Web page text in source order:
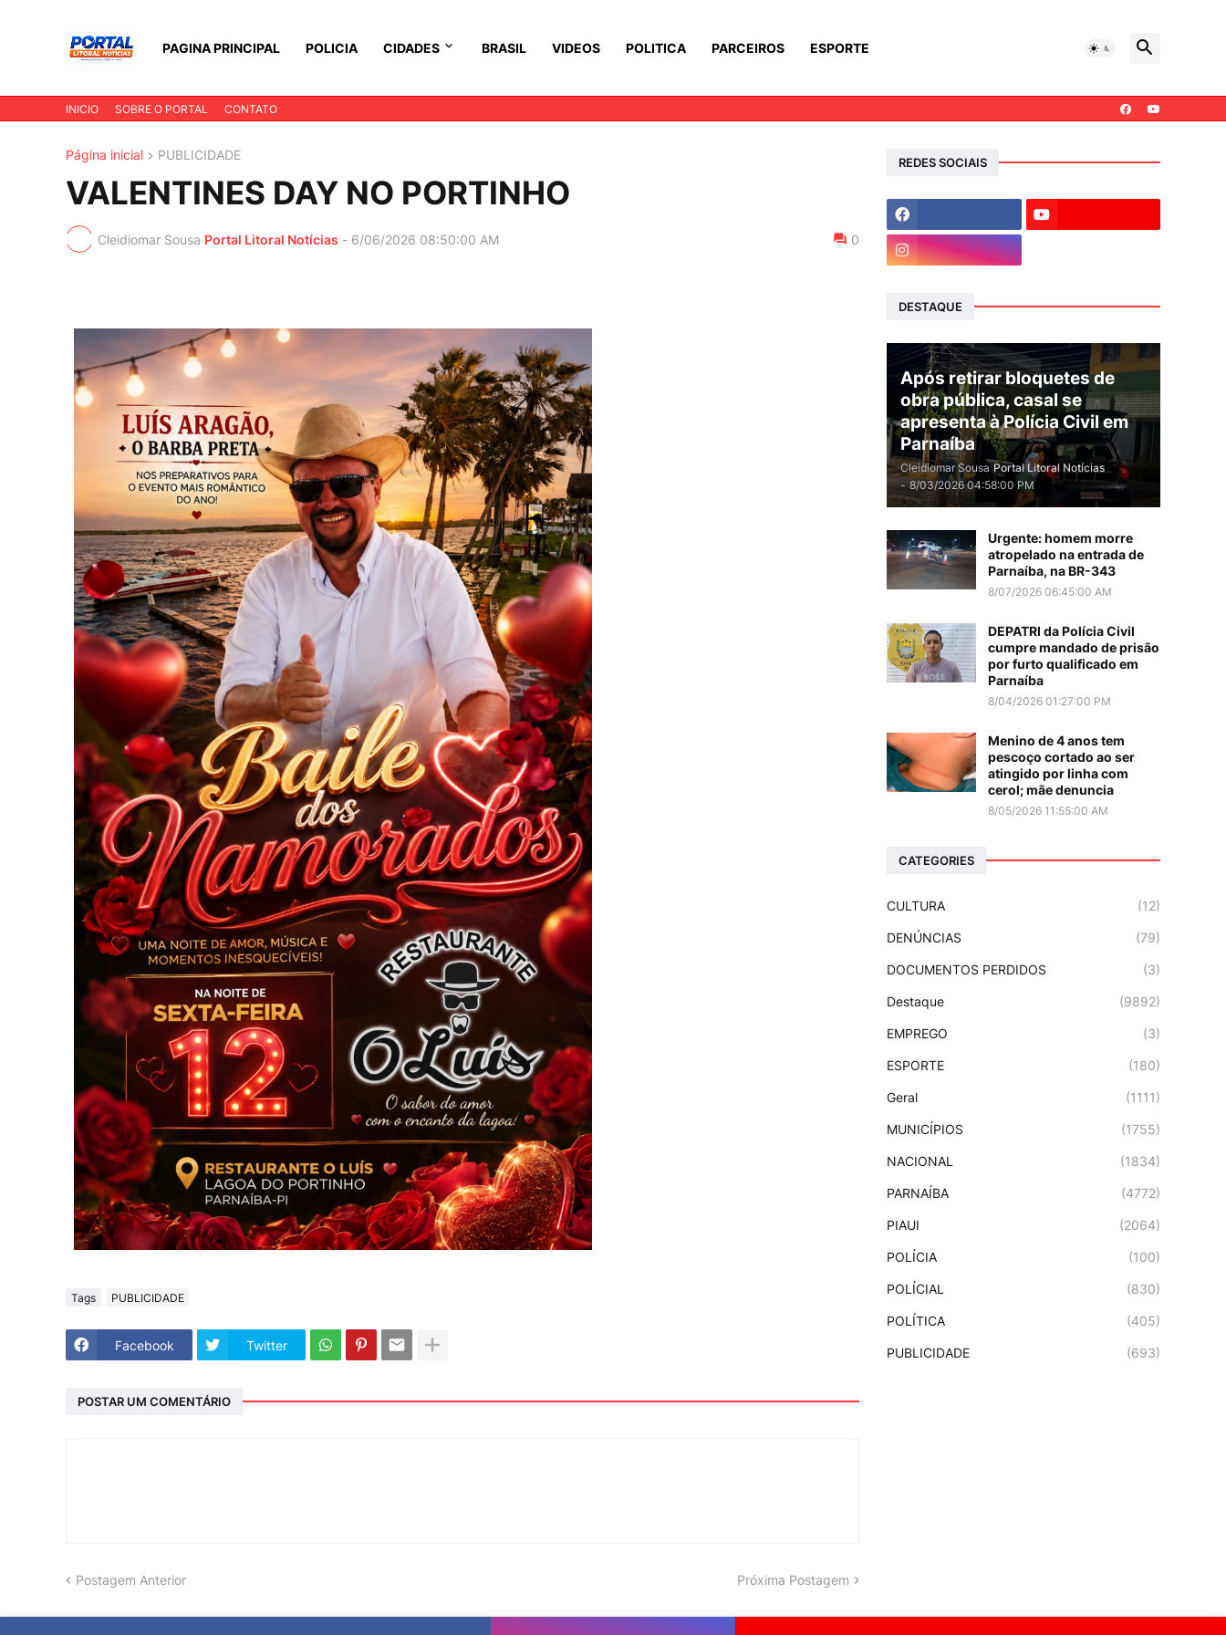
PAGINA PRINCIPAL POLICIA CIDADES BRASIL VIDEOS POLITICA PARCEIROS ESPORTE
INICIO SOBRE O PORTAL CONTATO
Página inicial PUBLICIDADE
VALENTINES DAY NO PORTINHO
Cleidiomar Sousa Portal Litoral Notícias - 6/06/2026 08:50:00 AM 0
Tags PUBLICIDADE
Facebook Twitter
POSTAR UM COMENTÁRIO
Postagem Anterior Próxima Postagem
REDES SOCIAIS
DESTAQUE
Após retirar bloquetes de
obra pública, casal se
apresenta à Polícia Civil em
Parnaíba
Cleidiomar Sousa Portal Litoral Notícias
- 8/03/2026 04:58:00 PM
Urgente: homem morre
atropelado na entrada de
Parnaíba, na BR-343
8/07/2026 06:45:00 AM
DEPATRI da Polícia Civil
cumpre mandado de prisão
por furto qualificado em
Parnaíba
8/04/2026 01:27:00 PM
Menino de 4 anos tem
pescoço cortado ao ser
atingido por linha com
cerol; mãe denuncia
8/05/2026 11:55:00 AM
CATEGORIES
CULTURA (12)
DENÚNCIAS (79)
DOCUMENTOS PERDIDOS (3)
Destaque (9892)
EMPREGO (3)
ESPORTE (180)
Geral (1111)
MUNICÍPIOS (1755)
NACIONAL (1834)
PARNAÍBA (4772)
PIAUI (2064)
POLÍCIA (100)
POLÍCIAL (830)
POLÍTICA (405)
PUBLICIDADE (693)